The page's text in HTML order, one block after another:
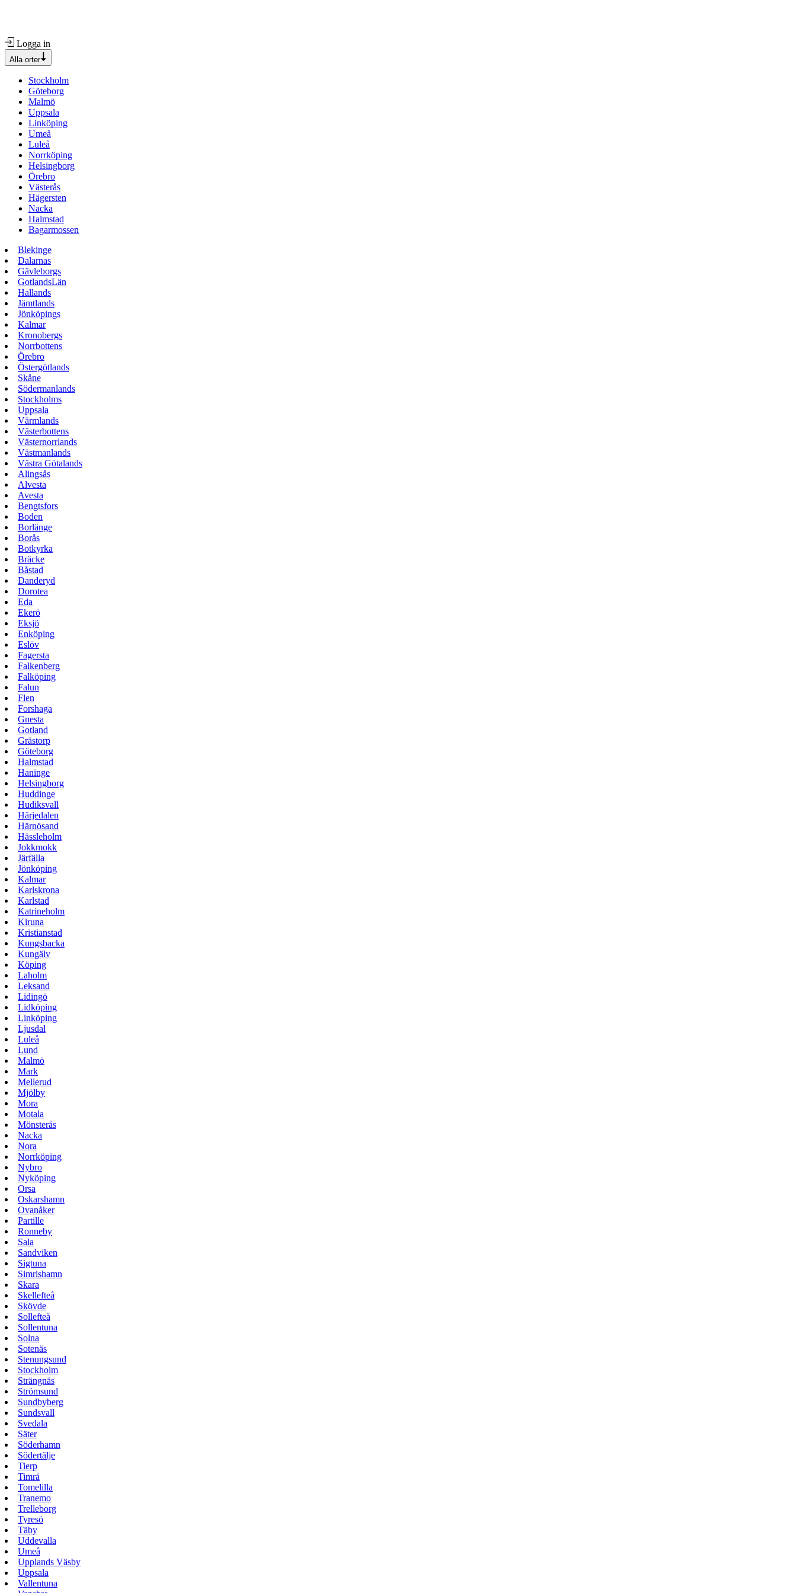
Logga in
Alla orter
Stockholm
Göteborg
Malmö
Uppsala
Linköping
Umeå
Luleå
Norrköping
Helsingborg
Örebro
Västerås
Hägersten
Nacka
Halmstad
Bagarmossen
Blekinge
Dalarnas
Gävleborgs
GotlandsLän
Hallands
Jämtlands
Jönköpings
Kalmar
Kronobergs
Norrbottens
Örebro
Östergötlands
Skåne
Södermanlands
Stockholms
Uppsala
Värmlands
Västerbottens
Västernorrlands
Västmanlands
Västra Götalands
Alingsås
Alvesta
Avesta
Bengtsfors
Boden
Borlänge
Borås
Botkyrka
Bräcke
Båstad
Danderyd
Dorotea
Eda
Ekerö
Eksjö
Enköping
Eslöv
Fagersta
Falkenberg
Falköping
Falun
Flen
Forshaga
Gnesta
Gotland
Grästorp
Göteborg
Halmstad
Haninge
Helsingborg
Huddinge
Hudiksvall
Härjedalen
Härnösand
Hässleholm
Jokkmokk
Järfälla
Jönköping
Kalmar
Karlskrona
Karlstad
Katrineholm
Kiruna
Kristianstad
Kungsbacka
Kungälv
Köping
Laholm
Leksand
Lidingö
Lidköping
Linköping
Ljusdal
Luleå
Lund
Malmö
Mark
Mellerud
Mjölby
Mora
Motala
Mönsterås
Nacka
Nora
Norrköping
Nybro
Nyköping
Orsa
Oskarshamn
Ovanåker
Partille
Ronneby
Sala
Sandviken
Sigtuna
Simrishamn
Skara
Skellefteå
Skövde
Sollefteå
Sollentuna
Solna
Sotenäs
Stenungsund
Stockholm
Strängnäs
Strömsund
Sundbyberg
Sundsvall
Svedala
Säter
Söderhamn
Södertälje
Tierp
Timrå
Tomelilla
Tranemo
Trelleborg
Tyresö
Täby
Uddevalla
Umeå
Upplands Väsby
Uppsala
Vallentuna